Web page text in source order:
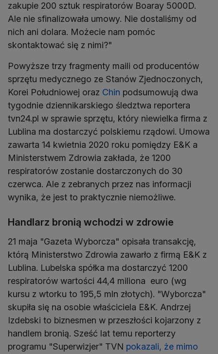
zakupie 200 sztuk respiratorów Boaray 5000D.
Ale nie sfinalizowała umowy. Nie dostaliśmy od
nich ani dolara. Możecie nam pomóc
skontaktować się z nimi?"
Powyższe trzy fragmenty maili od producentów
sprzętu medycznego ze Stanów Zjednoczonych,
Korei Południowej oraz Chin podsumowują dwa
tygodnie dziennikarskiego śledztwa reportera
tvn24.pl w sprawie sprzętu, który niewielka firma z
Lublina ma dostarczyć polskiemu rządowi. Umowa
zawarta 14 kwietnia 2020 roku pomiędzy E&K a
Ministerstwem Zdrowia zakłada, że 1200
respiratorów zostanie dostarczonych do 30
czerwca. Ale z zebranych przez nas informacji
wynika, że jest to praktycznie niemożliwe.
Handlarz bronią wchodzi w zdrowie
21 maja "Gazeta Wyborcza" opisała transakcję,
którą Ministerstwo Zdrowia zawarło z firmą E&K z
Lublina. Lubelska spółka ma dostarczyć 1200
respiratorów wartości 44,4 miliona euro (wg
kursu z wtorku to 195,5 mln złotych). "Wyborcza"
skupiła się na osobie właściciela E&K. Andrzej
Izdebski to biznesmen w przeszłości kojarzony z
handlem bronią. Sześć lat temu reporterzy
programu "Superwizjer" TVN pokazali, że mimo